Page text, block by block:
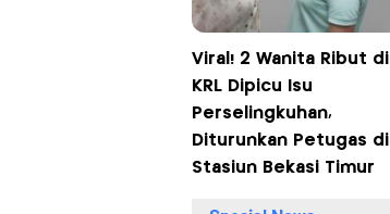
Viral! 2 Wanita Ribut di
KRL Dipicu Isu
Perselingkuhan,
Diturunkan Petugas di
Stasiun Bekasi Timur